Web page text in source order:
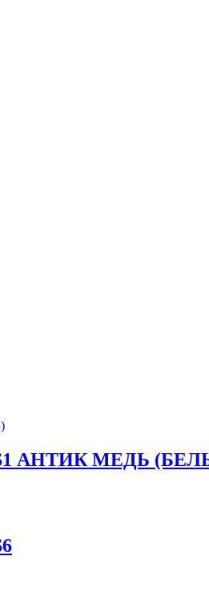
АНТИК МЕДЬ